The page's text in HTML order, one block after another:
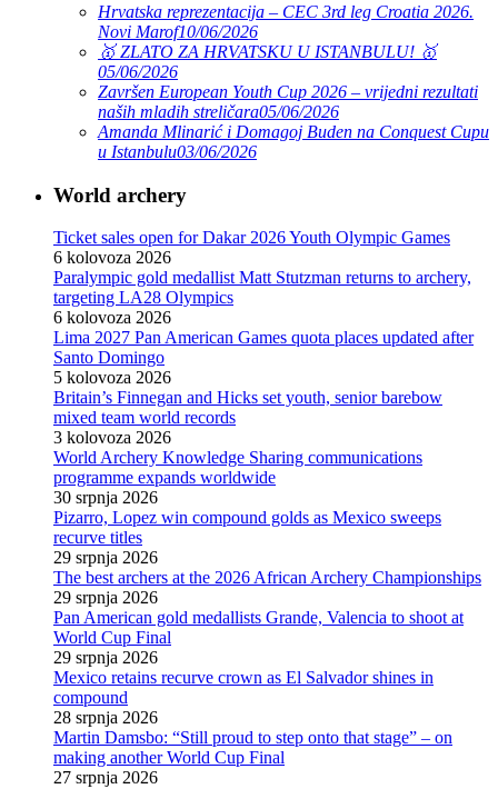
Hrvatska reprezentacija – CEC 3rd leg Croatia 2026.
Novi Marof10/06/2026
🥇 ZLATO ZA HRVATSKU U ISTANBULU! 🥇
05/06/2026
Završen European Youth Cup 2026 – vrijedni rezultati
naših mladih streličara05/06/2026
Amanda Mlinarić i Domagoj Buden na Conquest Cupu
u Istanbulu03/06/2026
World archery
Ticket sales open for Dakar 2026 Youth Olympic Games
6 kolovoza 2026
Paralympic gold medallist Matt Stutzman returns to archery,
targeting LA28 Olympics
6 kolovoza 2026
Lima 2027 Pan American Games quota places updated after
Santo Domingo
5 kolovoza 2026
Britain’s Finnegan and Hicks set youth, senior barebow
mixed team world records
3 kolovoza 2026
World Archery Knowledge Sharing communications
programme expands worldwide
30 srpnja 2026
Pizarro, Lopez win compound golds as Mexico sweeps
recurve titles
29 srpnja 2026
The best archers at the 2026 African Archery Championships
29 srpnja 2026
Pan American gold medallists Grande, Valencia to shoot at
World Cup Final
29 srpnja 2026
Mexico retains recurve crown as El Salvador shines in
compound
28 srpnja 2026
Martin Damsbo: “Still proud to step onto that stage” – on
making another World Cup Final
27 srpnja 2026